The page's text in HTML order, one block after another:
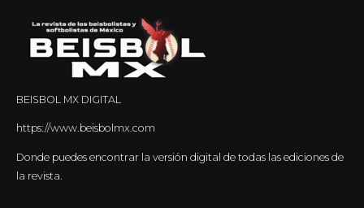
BEISBOL MX DIGITAL
https://www.beisbolmx.com
Donde puedes encontrar la versión digital de todas las ediciones de
la revista.